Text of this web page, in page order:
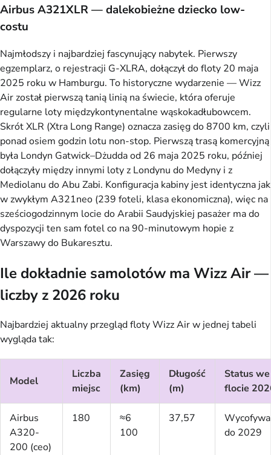
Airbus A321XLR — dalekobieżne dziecko low-
costu
Najmłodszy i najbardziej fascynujący nabytek. Pierwszy
egzemplarz, o rejestracji G-XLRA, dołączył do floty 20 maja
2025 roku w Hamburgu. To historyczne wydarzenie — Wizz
Air został pierwszą tanią linią na świecie, która oferuje
regularne loty międzykontynentalne wąskokadłubowcem.
Skrót XLR (Xtra Long Range) oznacza zasięg do 8700 km, czyli
ponad osiem godzin lotu non-stop. Pierwszą trasą komercyjną
była Londyn Gatwick–Dżudda od 26 maja 2025 roku, później
dołączyły między innymi loty z Londynu do Medyny i z
Mediolanu do Abu Zabi. Konfiguracja kabiny jest identyczna jak
w zwykłym A321neo (239 foteli, klasa ekonomiczna), więc na
sześciogodzinnym locie do Arabii Saudyjskiej pasażer ma do
dyspozycji ten sam fotel co na 90-minutowym hopie z
Warszawy do Bukaresztu.
Ile dokładnie samolotów ma Wizz Air —
liczby z 2026 roku
Najbardziej aktualny przegląd floty Wizz Air w jednej tabeli
wygląda tak:
Model
Liczba
miejsc
Zasięg
(km)
Długość
(m)
Status we
flocie
Airbus
A320-
200 (ceo)
180
≈6
100
37,57
do 2029